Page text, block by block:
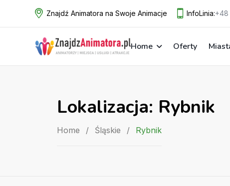
Znajdź Animatora na Swoje Animacje InfoLinia:
Home Oferty
Lokalizacja: Rybnik
Home / Śląskie / Rybnik